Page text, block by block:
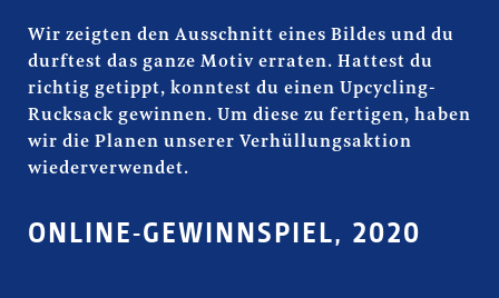
ONLINE-GEWINNSPIEL, 2020
Wir zeigten den Ausschnitt eines Bildes und du
durftest das ganze Motiv erraten. Hattest du
richtig getippt, konntest du einen Upcycling-
Rucksack gewinnen. Um diese zu fertigen, haben
wir die Planen unserer Verhüllungsaktion
wiederverwendet.